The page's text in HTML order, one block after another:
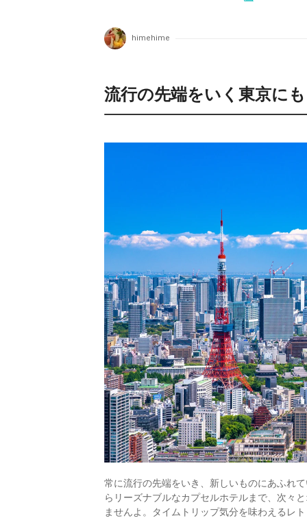
himehime
流行の先端をいく東京に
常に流行の先端をいき、新しいものにあふれ
らリーズナブルなカプセルホテルまで、次々
ませんよ。タイムトリップ気分を味わえるレ